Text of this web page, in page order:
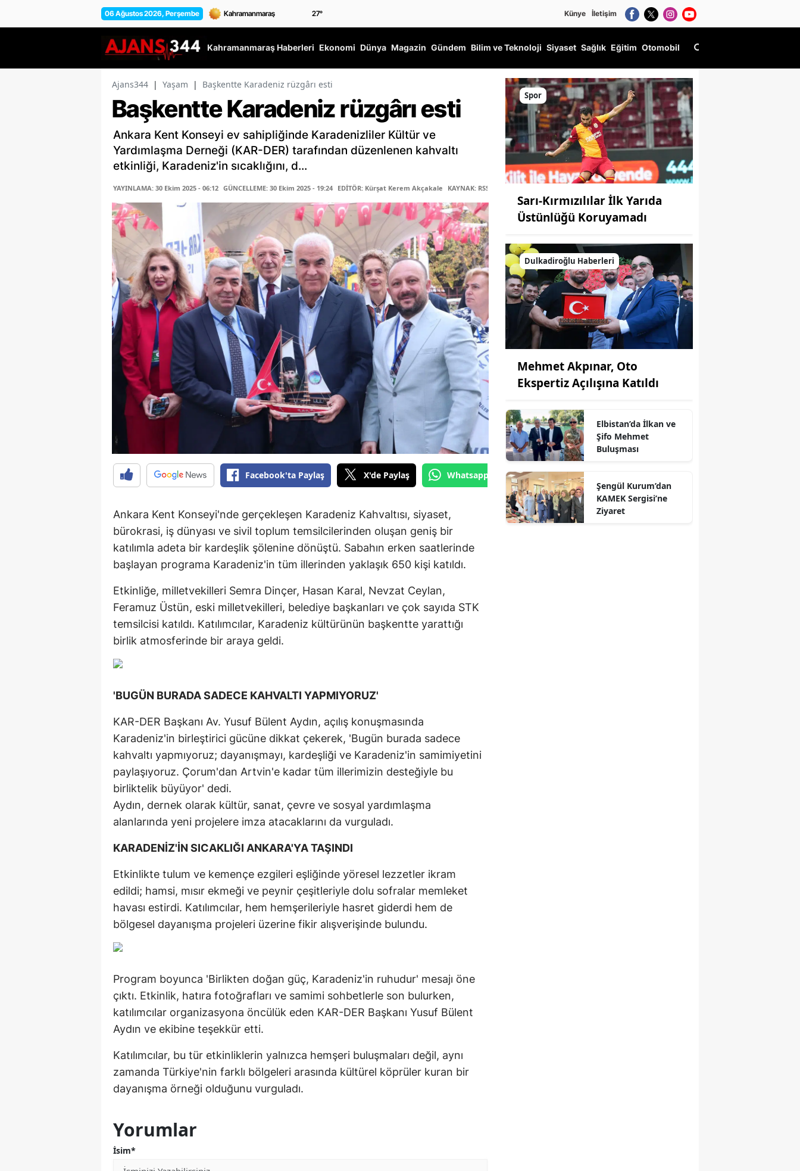
06 Ağustos 2026, Perşembe 27° Künye İletişim
Kahramanmaraş Haberleri Ekonomi Dünya Magazin Gündem Bilim ve Teknoloji Siyaset Sağlık Eğitim Otomobil
Ajans344 | Yaşam | Başkentte Karadeniz rüzgârı esti
Başkentte Karadeniz rüzgârı esti
Ankara Kent Konseyi ev sahipliğinde Karadenizliler Kültür ve
Yardımlaşma Derneği (KAR-DER) tarafından düzenlenen kahvaltı
etkinliği, Karadeniz'in sıcaklığını, d...
YAYINLAMA: 30 Ekim 2025 - 06:12 GÜNCELLEME: 30 Ekim 2025 - 19:24 EDİTÖR: Kürşat Kerem Akçakale KAYNAK: RSS
Facebook'ta Paylaş X'de Paylaş Whatsapp'tan Gönder
Ankara Kent Konseyi'nde gerçekleşen Karadeniz Kahvaltısı, siyaset,
bürokrasi, iş dünyası ve sivil toplum temsilcilerinden oluşan geniş bir
katılımla adeta bir kardeşlik şölenine dönüştü. Sabahın erken saatlerinde
başlayan programa Karadeniz'in tüm illerinden yaklaşık 650 kişi katıldı.
Etkinliğe, milletvekilleri Semra Dinçer, Hasan Karal, Nevzat Ceylan,
Feramuz Üstün, eski milletvekilleri, belediye başkanları ve çok sayıda STK
temsilcisi katıldı. Katılımcılar, Karadeniz kültürünün başkentte yarattığı
birlik atmosferinde bir araya geldi.
'BUGÜN BURADA SADECE KAHVALTI YAPMIYORUZ'
KAR-DER Başkanı Av. Yusuf Bülent Aydın, açılış konuşmasında
Karadeniz'in birleştirici gücüne dikkat çekerek, 'Bugün burada sadece
kahvaltı yapmıyoruz; dayanışmayı, kardeşliği ve Karadeniz'in samimiyetini
paylaşıyoruz. Çorum'dan Artvin'e kadar tüm illerimizin desteğiyle bu
birliktelik büyüyor' dedi.
Aydın, dernek olarak kültür, sanat, çevre ve sosyal yardımlaşma
alanlarında yeni projelere imza atacaklarını da vurguladı.
KARADENİZ'İN SICAKLIĞI ANKARA'YA TAŞINDI
Etkinlikte tulum ve kemençe ezgileri eşliğinde yöresel lezzetler ikram
edildi; hamsi, mısır ekmeği ve peynir çeşitleriyle dolu sofralar memleket
havası estirdi. Katılımcılar, hem hemşerileriyle hasret giderdi hem de
bölgesel dayanışma projeleri üzerine fikir alışverişinde bulundu.
Program boyunca 'Birlikten doğan güç, Karadeniz'in ruhudur' mesajı öne
çıktı. Etkinlik, hatıra fotoğrafları ve samimi sohbetlerle son bulurken,
katılımcılar organizasyona öncülük eden KAR-DER Başkanı Yusuf Bülent
Aydın ve ekibine teşekkür etti.
Katılımcılar, bu tür etkinliklerin yalnızca hemşeri buluşmaları değil, aynı
zamanda Türkiye'nin farklı bölgeleri arasında kültürel köprüler kuran bir
dayanışma örneği olduğunu vurguladı.
Yorumlar
İsim*
Spor
Sarı-Kırmızılılar İlk Yarıda
Üstünlüğü Koruyamadı
Dulkadiroğlu Haberleri
Mehmet Akpınar, Oto
Ekspertiz Açılışına Katıldı
Elbistan’da İlkan ve
Şifo Mehmet
Buluşması
Şengül Kurum’dan
KAMEK Sergisi’ne
Ziyaret